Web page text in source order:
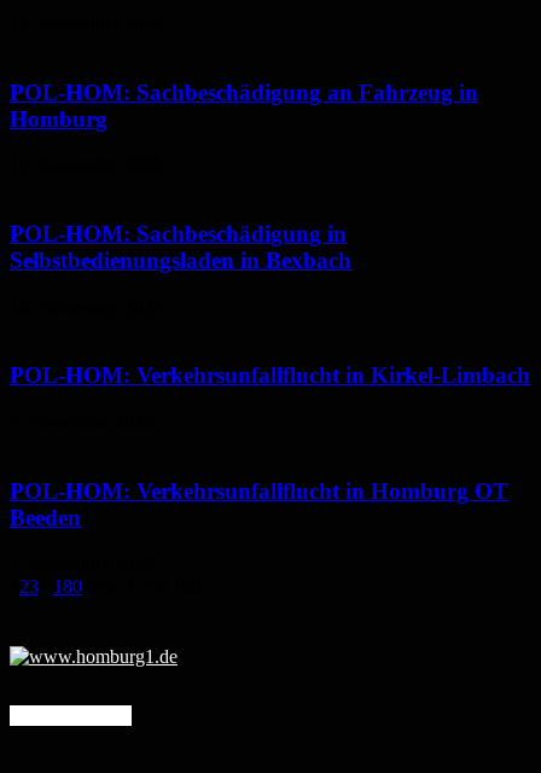
POL-HOM: Sachbeschädigung an Fahrzeug in
Homburg
POL-HOM: Sachbeschädigung in
Selbstbedienungsladen in Bexbach
POL-HOM: Verkehrsunfallflucht in Kirkel-Limbach
POL-HOM: Verkehrsunfallflucht in Homburg OT
Beeden
23 180